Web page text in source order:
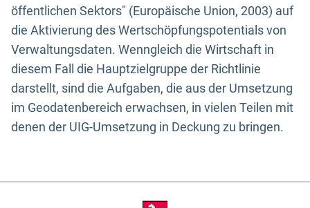
öffentlichen Sektors" (Europäische Union, 2003) auf
die Aktivierung des Wertschöpfungspotentials von
Verwaltungsdaten. Wenngleich die Wirtschaft in
diesem Fall die Hauptzielgruppe der Richtlinie
darstellt, sind die Aufgaben, die aus der Umsetzung
im Geodatenbereich erwachsen, in vielen Teilen mit
denen der UIG-Umsetzung in Deckung zu bringen.